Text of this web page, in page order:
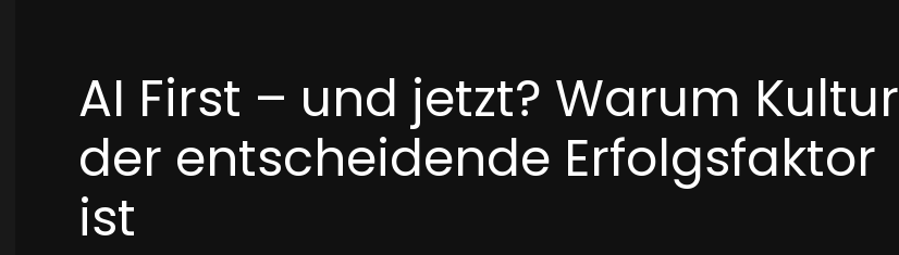
AI First – und jetzt? Warum Kultur
der entscheidende Erfolgsfaktor
ist